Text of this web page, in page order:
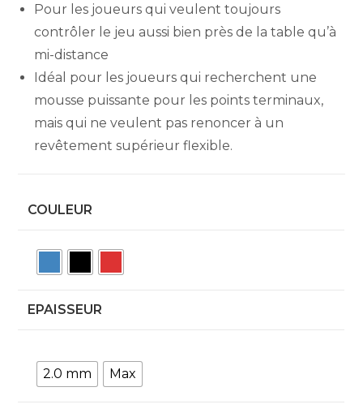
Pour les joueurs qui veulent toujours
contrôler le jeu aussi bien près de la table qu’à
mi-distance
Idéal pour les joueurs qui recherchent une
mousse puissante pour les points terminaux,
mais qui ne veulent pas renoncer à un
revêtement supérieur flexible.
COULEUR
EPAISSEUR
2.0 mm Max